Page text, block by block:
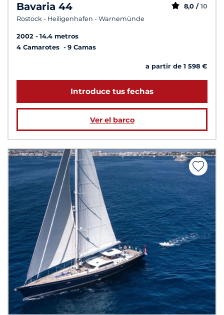
Bavaria 44
Rostock - Heiligenhafen - Warnemünde
8,0 / 10
2002
14.4 metros
4 Camarotes
9 Camas
a partir de 1 598 €
Introduce tus fechas
Ver el barco